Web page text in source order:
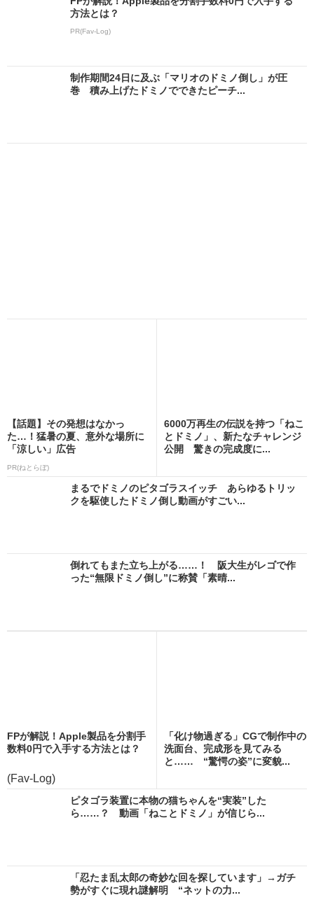
方法とは？
PR(Fav-Log)
制作期間24日に及ぶ「マリオのドミノ倒し」が圧
巻 積み上げたドミノでできたピーチ...
【話題】その発想はなかっ
た…！猛暑の夏、意外な場所に
「涼しい」広告
PR(ねとらぼ)
6000万再生の伝説を持つ「ねこ
とドミノ」、新たなチャレンジ
公開 驚きの完成度に...
まるでドミノのピタゴラスイッチ あらゆるトリッ
クを駆使したドミノ倒し動画がすごい...
倒れてもまた立ち上がる……！ 阪大生がレゴで作
った“無限ドミノ倒し”に称賛「素晴...
FPが解説！Apple製品を分割手
数料0円で入手する方法とは？
(Fav-Log)
「化け物過ぎる」CGで制作中の
洗面台、完成形を見てみる
と…… “驚愕の姿”に変貌...
ピタゴラ装置に本物の猫ちゃんを“実装”した
ら……？ 動画「ねことドミノ」が信じら...
「忍たま乱太郎の奇妙な回を探しています」→ガチ
勢がすぐに現れ謎解明 “ネットの力...